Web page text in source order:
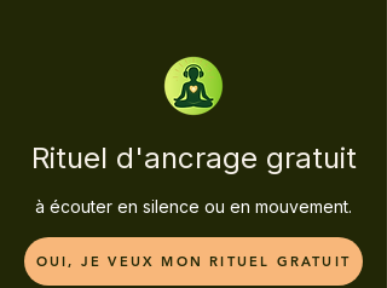
Rituel d'ancrage gratuit
à écouter en silence ou en mouvement.
OUI, JE VEUX MON RITUEL GRATUIT